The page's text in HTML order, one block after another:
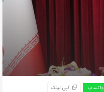
واتساپ کپی لینک